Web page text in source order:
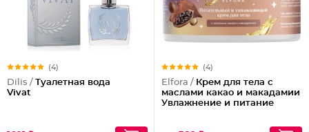
(4)
Dilis /
Туалетная вода
Vivat
(4)
Elfora / Крем для тела с
маслами какао и макадамии
Увлажнение и питание